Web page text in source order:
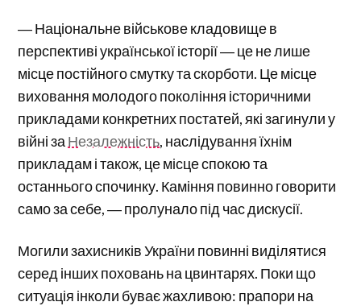
― Національне військове кладовище в
перспективі української історії ― це не лише
місце постійного смутку та скорботи. Це місце
виховання молодого покоління історичними
прикладами конкретних постатей, які загинули у
війні заНезалежність, наслідування їхнім
прикладам і також, це місце спокою та
останнього спочинку. Каміння повинно говорити
само за себе, ― пролунало під час дискусії.
Могили захисників України повинні виділятися
серед інших поховань на цвинтарях. Поки що
ситуація інколи буває жахливою: прапори на